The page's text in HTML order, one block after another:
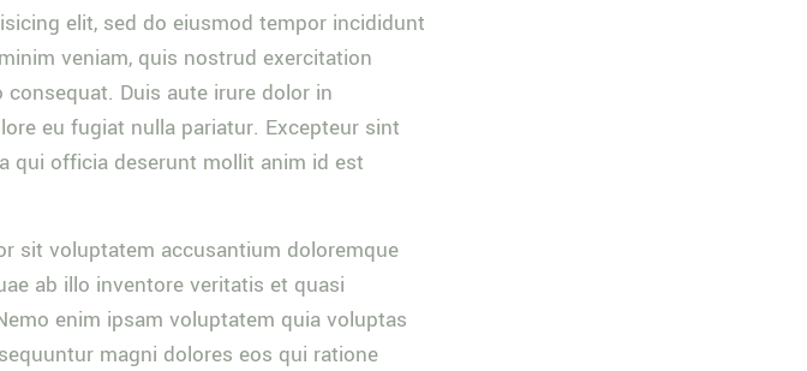
elit, sed do eiusmod tempor incididunt
veniam, quis nostrud exercitation
Duis aute irure dolor in
eu fugiat nulla pariatur. Excepteur sint
qui officia deserunt mollit anim id est
sit voluptatem accusantium doloremque
ab illo inventore veritatis et quasi
enim ipsam voluptatem quia voluptas
magni dolores eos qui ratione